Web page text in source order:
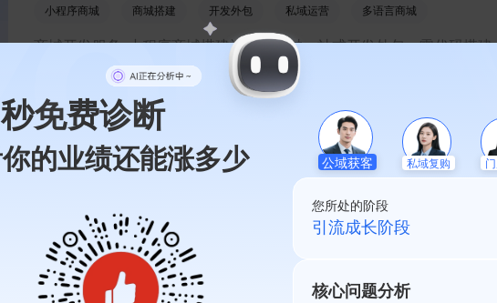
秒免费诊断
的业绩还能涨多少 公域获客 私域复购
您所处的阶段
私域起盘阶段
核心问题分析
小程序商城 商城搭建 开发外包 私域运营 多语言商城
商城开发服务-小程序商城搭建运营，通过一站式开发外包、零代码搭建
平台多语言小程序和会员私域运营工具，帮助缺乏技术能力的商家快速上
小程序商城，承接多渠道与境外客流，实现低成本获客、提升复购与业绩
长。
百度小程序开发 - 商家线上门店搭建
本地生活服务 小程序开发服务
有赞数字化运营
百度小程序开发-商家线上门店搭建，通过有赞等服务商一站式完成小程